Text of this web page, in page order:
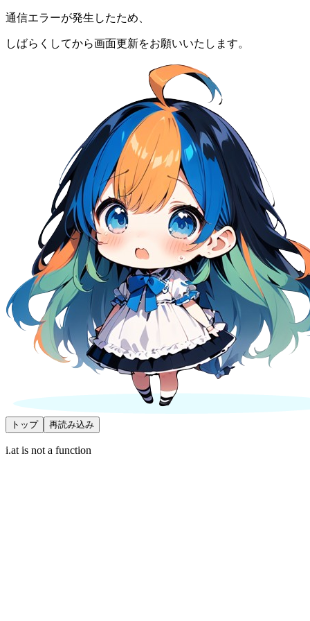
通信エラーが発生したため、
しばらくしてから画面更新をお願いいたします。
トップ 再読み込み
i.at is not a function